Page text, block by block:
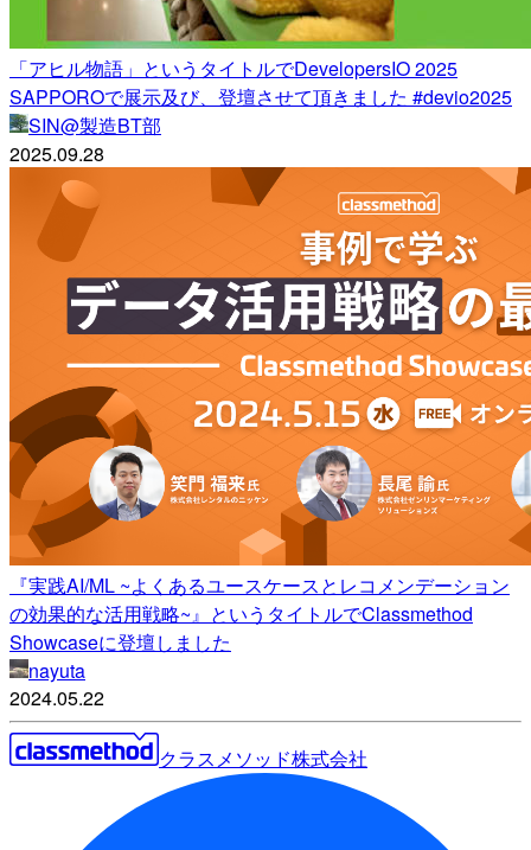
「アヒル物語」というタイトルでDevelopersIO 2025
SAPPOROで展示及び、登壇させて頂きました #devio2025
SIN@製造BT部
2025.09.28
『実践AI/ML ~よくあるユースケースとレコメンデーション
の効果的な活用戦略~』というタイトルでClassmethod
Showcaseに登壇しました
nayuta
2024.05.22
クラスメソッド株式会社